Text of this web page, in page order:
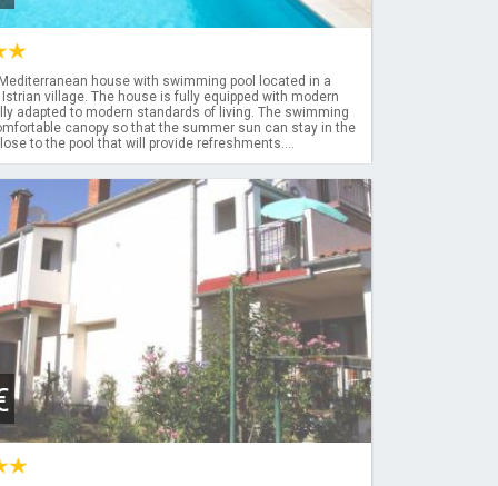
house with swimming pool located in a
village. The house is fully equipped with modern
adapted to modern standards of living. The swimming
canopy so that the summer sun can stay in the
to the pool that will provide refreshments....